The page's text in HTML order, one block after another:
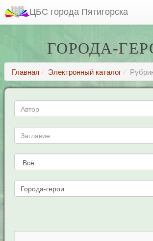
ЦБС города Пятигорска
ГОРОДА-
Главная Электронный каталог